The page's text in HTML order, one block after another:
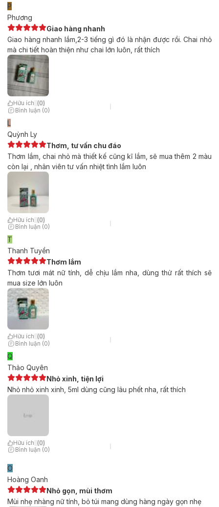
P
Phương
Giao hàng nhanh
Giao hàng nhanh lắm,2-3 tiếng gì đó là nhận được rồi. Chai nhỏ
mà chi tiết hoàn thiện như chai lớn luôn, rất thích
Hữu ích (0)
Bình luận (0)
L
Quỳnh Ly
Thơm, tư vấn chu đáo
Thơm lắm, chai nhỏ mà thiết kế cũng kĩ lắm, sẽ mua thêm 2 màu
còn lại , nhân viên tư vấn nhiệt tình lắm luôn
Hữu ích (0)
Bình luận (0)
T
Thanh Tuyền
Thơm lắm
Thơm tươi mát nữ tính, dễ chịu lắm nha, dùng thử rất thích sẽ
mua size lớn luôn
Hữu ích (0)
Bình luận (0)
Q
Thảo Quyên
Nhỏ xinh, tiện lợi
Nhỏ nhỏ xinh xinh, 5ml dùng cũng lâu phết nha, rất thích
Hữu ích (0)
Bình luận (0)
O
Hoàng Oanh
Nhỏ gọn, mùi thơm
Mùi nhẹ nhàng nữ tính, bỏ túi mang dùng hàng ngày gọn nhẹ